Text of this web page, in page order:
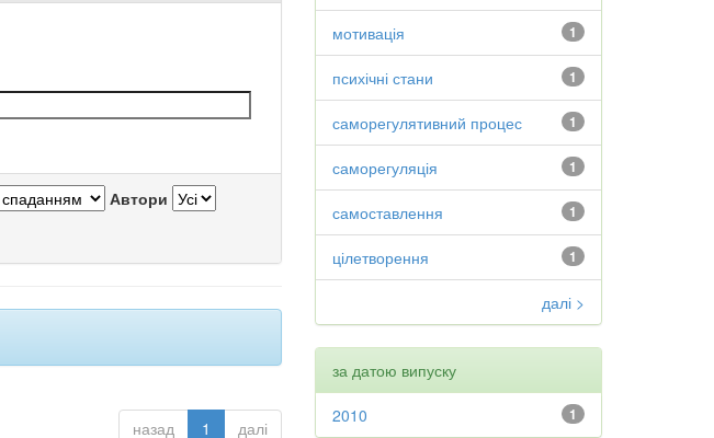
Автори
назад 1 далі
1
мотивація
1
психічні стани
1
саморегулятивний процес
1
саморегуляція
1
самоставлення
1
цілетворення
далі >
за датою випуску
1
2010